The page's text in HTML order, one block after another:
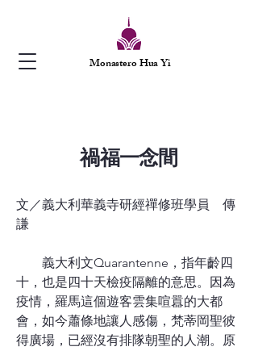
Monastero Hua Yi
禍福一念間
文／義大利華義寺研經禪修班學員 傳
謙
義大利文Quarantenne，指年齡四
十，也是四十天檢疫隔離的意思。因為
疫情，羅馬這個遊客雲集喧囂的大都
會，如今蕭條地讓人感傷，梵蒂岡聖彼
得廣場，已經沒有排隊朝聖的人潮。原